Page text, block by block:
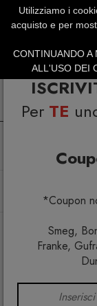
Per TE
*Coupon
Smeg,
Franke,
Utilizziamo i
acquisto e per
CONTINUANDO A
ALL'USO DEI